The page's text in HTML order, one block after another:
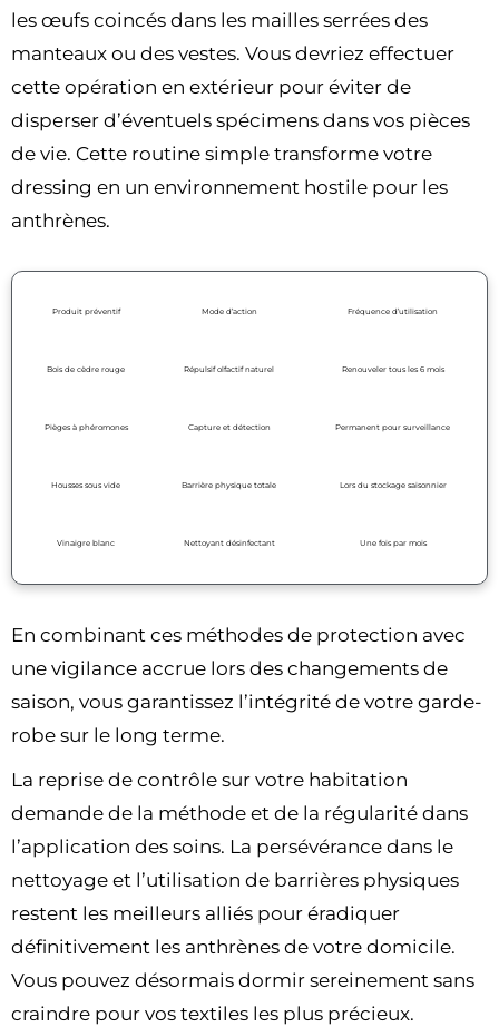
les œufs coincés dans les mailles serrées des
manteaux ou des vestes. Vous devriez effectuer
cette opération en extérieur pour éviter de
disperser d’éventuels spécimens dans vos pièces
de vie. Cette routine simple transforme votre
dressing en un environnement hostile pour les
anthrènes.
Produit préventif Mode d’action Fréquence d’utilisation
Bois de cèdre rouge Répulsif olfactif naturel Renouveler tous les 6 mois
Pièges à phéromones Capture et détection Permanent pour surveillance
Housses sous vide Barrière physique totale Lors du stockage saisonnier
Vinaigre blanc Nettoyant désinfectant Une fois par mois
En combinant ces méthodes de protection avec
une vigilance accrue lors des changements de
saison, vous garantissez l’intégrité de votre garde-
robe sur le long terme.
La reprise de contrôle sur votre habitation
demande de la méthode et de la régularité dans
l’application des soins. La persévérance dans le
nettoyage et l’utilisation de barrières physiques
restent les meilleurs alliés pour éradiquer
définitivement les anthrènes de votre domicile.
Vous pouvez désormais dormir sereinement sans
craindre pour vos textiles les plus précieux.